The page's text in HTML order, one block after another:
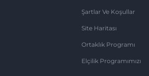
Şartlar Ve Koşullar
Site Haritası
Ortaklık Programı
Elçilik Programımızı